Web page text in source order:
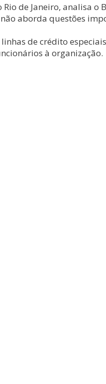
de Janeiro, analisa o
aborda questões
de crédito
à organização.